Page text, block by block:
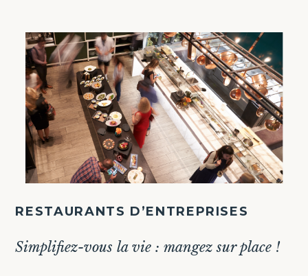
RESTAURANTS D’ENTREPRISES
Simplifiez-vous la vie : mangez sur place !